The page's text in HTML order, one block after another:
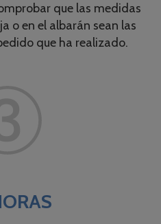
que las medidas
o en el albarán sean las
que ha realizado.